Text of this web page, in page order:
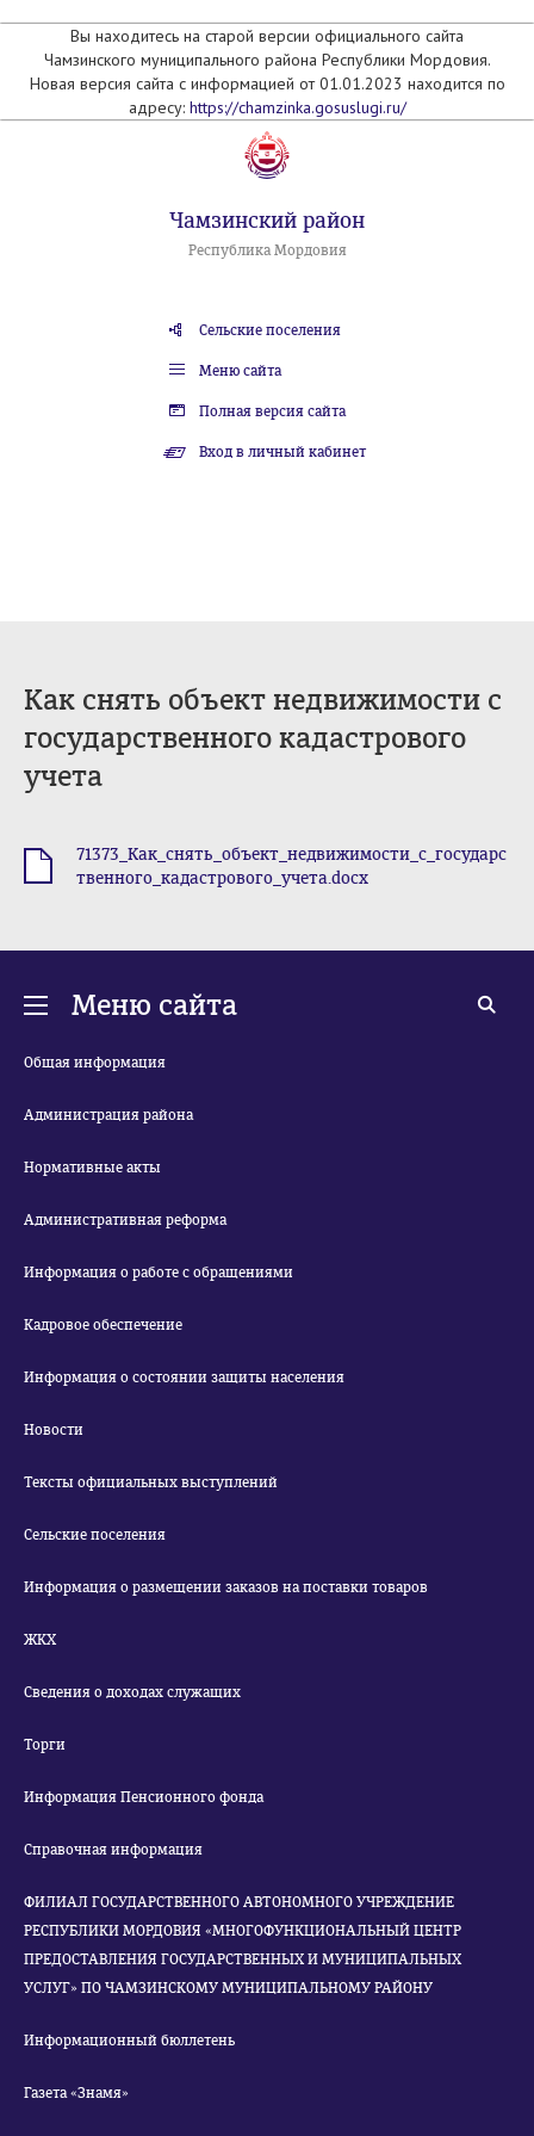
Вы находитесь на старой версии официального сайта
Чамзинского муниципального района Республики Мордовия.
Новая версия сайта с информацией от 01.01.2023 находится по
адресу: https://chamzinka.gosuslugi.ru/
Чамзинский район
Республика Мордовия
Сельские поселения
Меню сайта
Полная версия сайта
Вход в личный кабинет
Как снять объект недвижимости с
государственного кадастрового
учета
71373_Как_снять_объект_недвижимости_с_государс
твенного_кадастрового_учета.docx
Меню сайта
Общая информация
Администрация района
Нормативные акты
Административная реформа
Информация о работе с обращениями
Кадровое обеспечение
Информация о состоянии защиты населения
Новости
Тексты официальных выступлений
Сельские поселения
Информация о размещении заказов на поставки товаров
ЖКХ
Сведения о доходах служащих
Торги
Информация Пенсионного фонда
Справочная информация
ФИЛИАЛ ГОСУДАРСТВЕННОГО АВТОНОМНОГО УЧРЕЖДЕНИЕ
РЕСПУБЛИКИ МОРДОВИЯ «МНОГОФУНКЦИОНАЛЬНЫЙ ЦЕНТР
ПРЕДОСТАВЛЕНИЯ ГОСУДАРСТВЕННЫХ И МУНИЦИПАЛЬНЫХ
УСЛУГ» ПО ЧАМЗИНСКОМУ МУНИЦИПАЛЬНОМУ РАЙОНУ
Информационный бюллетень
Газета «Знамя»